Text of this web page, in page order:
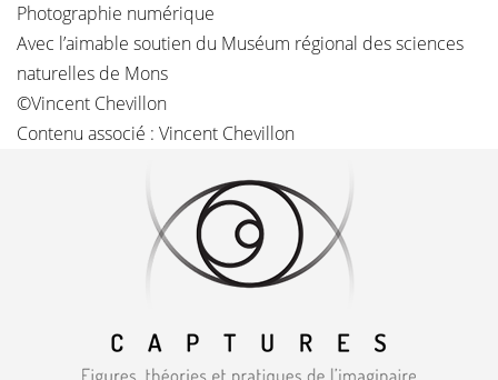
Photographie numérique
Avec l’aimable soutien du Muséum régional des sciences
naturelles de Mons
©Vincent Chevillon
Contenu associé : Vincent Chevillon